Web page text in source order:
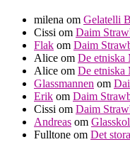
milena om Gelatelli
Cissi om Daim
Flak om Daim
Alice om De etniska
Alice om De etniska
Glassmannen om
Erik om Daim
Cissi om Daim
Andreas om
Fulltone om Det